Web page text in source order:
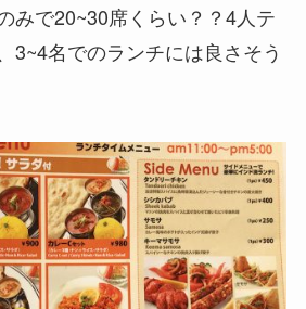
みで20~30席くらい？？4人テ
3~4名でのランチには良さそう